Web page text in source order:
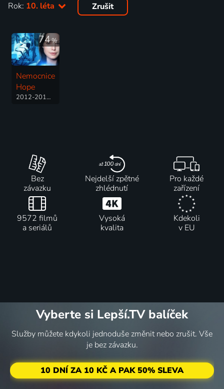
Rok: 10. léta Zrušit
74%
Nemocnice
Hope
2012-2013 | Kanada | Fantasy, Drama, Pohádka
Bez
závazku
Nejdelší zpětné
zhlédnutí
Pro každé
zařízení
9572 filmů
a seriálů
Vysoká
kvalita
Kdekoli
v EU
Vyberte si Lepší.TV balíček
Služby můžete kdykoli jednoduše změnit nebo zrušit. Vše
je bez závazku.
10 DNÍ ZA 10 KČ A PAK 50% SLEVA